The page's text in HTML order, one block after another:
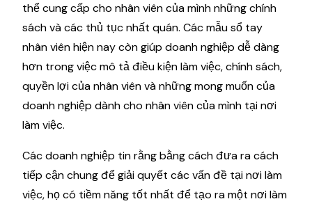
thể cung cấp cho nhân viên của mình những chính
sách và các thủ tục nhất quán. Các mẫu sổ tay
nhân viên hiện nay còn giúp doanh nghiệp dễ dàng
hơn trong việc mô tả điều kiện làm việc, chính sách,
quyền lợi của nhân viên và những mong muốn của
doanh nghiệp dành cho nhân viên của mình tại nơi
làm việc.
Các doanh nghiệp tin rằng bằng cách đưa ra cách
tiếp cận chung để giải quyết các vấn đề tại nơi làm
việc, họ có tiềm năng tốt nhất để tạo ra một nơi làm